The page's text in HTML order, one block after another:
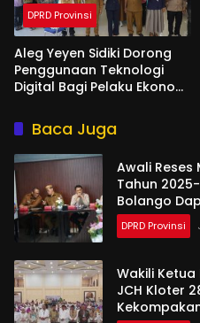
DPRD Provinsi
Aleg Yeyen Sidiki Dorong
Penggunaan Teknologi
Digital Bagi Pelaku Ekonomi
Baca Juga
Awali Reses
Tahun
Bolango
DPRD Provinsi
Wakili
JCH Kloter